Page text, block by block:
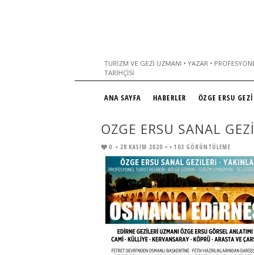
TURIZM VE GEZI UZMANI • YAZAR •
TARIHÇISI
ANA SAYFA HABERLER ÖZGE ERSU
OZGE ERSU SANAL
0 • 28 KASIM 2020 • • 103 GÖRÜNTÜLEME